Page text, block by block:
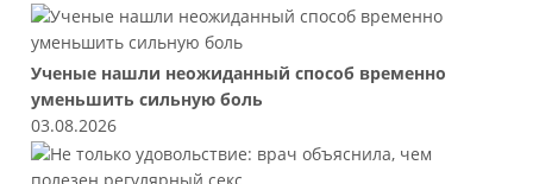
Ученые нашли неожиданный способ временно
уменьшить сильную боль
03.08.2026